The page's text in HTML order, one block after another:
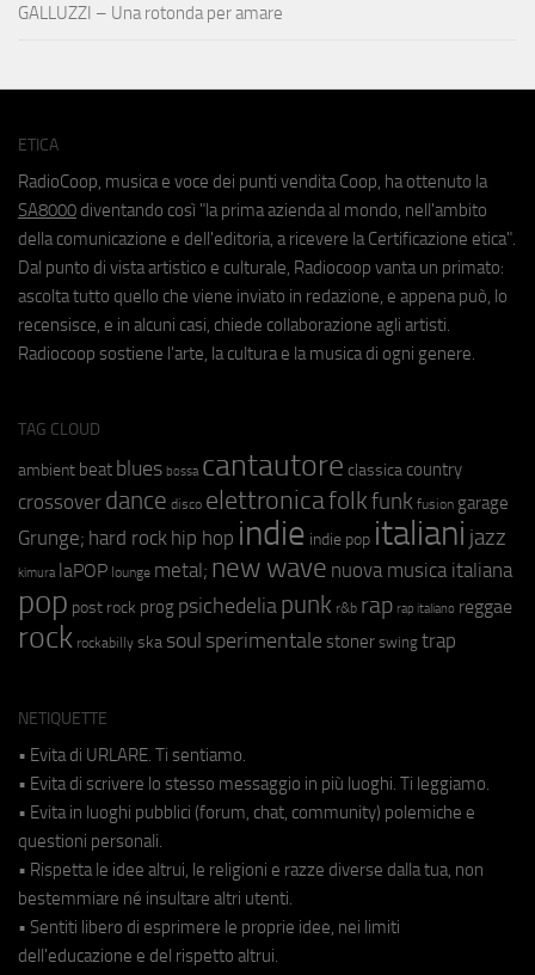
GALLUZZI – Una rotonda per amare
ETICA
RadioCoop, musica e voce dei punti vendita Coop, ha ottenuto la
SA8000 diventando così "la prima azienda al mondo, nell'ambito
della comunicazione e dell'editoria, a ricevere la Certificazione etica".
Dal punto di vista artistico e culturale, Radiocoop vanta un primato:
ascolta tutto quello che viene inviato in redazione, e appena può, lo
recensisce, e in alcuni casi, chiede collaborazione agli artisti.
Radiocoop sostiene l'arte, la cultura e la musica di ogni genere.
TAG CLOUD
ambient beat blues bossa cantautore classica country
crossover dance disco elettronicafolkfunk fusion garage
Grunge; hard rock hip hop indie indie pop italiani jazz
kimura laPOP lounge metal; new wave nuova musica italiana
pop post rock prog psichedeliapunk r&b rap rap italiano reggae
rock rockabilly ska soul sperimentale stoner swing trap
NETIQUETTE
• Evita di URLARE. Ti sentiamo.
• Evita di scrivere lo stesso messaggio in più luoghi. Ti leggiamo.
• Evita in luoghi pubblici (forum, chat, community) polemiche e
questioni personali.
• Rispetta le idee altrui, le religioni e razze diverse dalla tua, non
bestemmiare né insultare altri utenti.
• Sentiti libero di esprimere le proprie idee, nei limiti
dell'educazione e del rispetto altrui.